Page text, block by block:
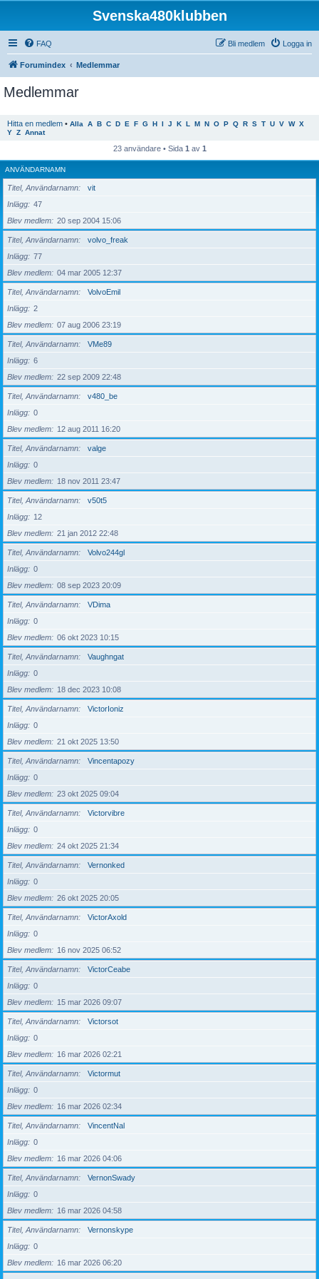
Svenska480klubben
FAQ Logga in
Bli medlem
Forumindex Medlemmar
Medlemmar
Hitta en medlem • Alla A B C D E F G H I J K L M N O P Q R S T U V W X
Y Z Annat
23 användare • Sida 1 av 1
ANVÄNDARNAMN
Titel, Användarnamn
vit
Inlägg
47
Blev medlem
20 sep 2004 15:06
Titel, Användarnamn
volvo_freak
Inlägg
77
Blev medlem
04 mar 2005 12:37
Titel, Användarnamn
VolvoEmil
Inlägg
2
Blev medlem
07 aug 2006 23:19
Titel, Användarnamn
VMe89
Inlägg
6
Blev medlem
22 sep 2009 22:48
Titel, Användarnamn
v480_be
Inlägg
0
Blev medlem
12 aug 2011 16:20
Titel, Användarnamn
valge
Inlägg
0
Blev medlem
18 nov 2011 23:47
Titel, Användarnamn
v50t5
Inlägg
12
Blev medlem
21 jan 2012 22:48
Titel, Användarnamn
Volvo244gl
Inlägg
0
Blev medlem
08 sep 2023 20:09
Titel, Användarnamn
VDima
Inlägg
0
Blev medlem
06 okt 2023 10:15
Titel, Användarnamn
Vaughngat
Inlägg
0
Blev medlem
18 dec 2023 10:08
Titel, Användarnamn
VictorIoniz
Inlägg
0
Blev medlem
21 okt 2025 13:50
Titel, Användarnamn
Vincentapozy
Inlägg
0
Blev medlem
23 okt 2025 09:04
Titel, Användarnamn
Victorvibre
Inlägg
0
Blev medlem
24 okt 2025 21:34
Titel, Användarnamn
Vernonked
Inlägg
0
Blev medlem
26 okt 2025 20:05
Titel, Användarnamn
VictorAxold
Inlägg
0
Blev medlem
16 nov 2025 06:52
Titel, Användarnamn
VictorCeabe
Inlägg
0
Blev medlem
15 mar 2026 09:07
Titel, Användarnamn
Victorsot
Inlägg
0
Blev medlem
16 mar 2026 02:21
Titel, Användarnamn
Victormut
Inlägg
0
Blev medlem
16 mar 2026 02:34
Titel, Användarnamn
VincentNal
Inlägg
0
Blev medlem
16 mar 2026 04:06
Titel, Användarnamn
VernonSwady
Inlägg
0
Blev medlem
16 mar 2026 04:58
Titel, Användarnamn
Vernonskype
Inlägg
0
Blev medlem
16 mar 2026 06:20